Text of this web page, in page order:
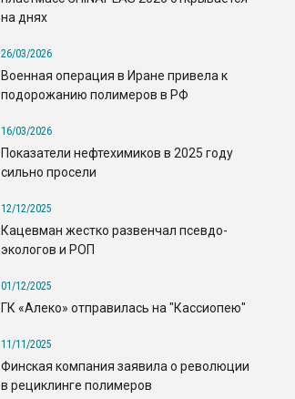
на днях
26/03/2026
Военная операция в Иране привела к
подорожанию полимеров в РФ
16/03/2026
Показатели нефтехимиков в 2025 году
сильно просели
12/12/2025
Кацевман жестко развенчал псевдо-
экологов и РОП
01/12/2025
ГК «Алеко» отправилась на "Кассиопею"
11/11/2025
Финская компания заявила о революции
в рециклинге полимеров